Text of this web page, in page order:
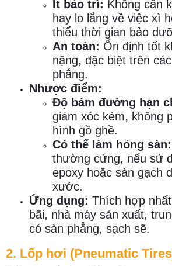
Ít bảo trì: Không cần
hay lo lắng về việc xì
thiểu thời gian bảo
An toàn: Ổn định tốt
nặng, đặc biệt trên
phẳng.
Nhược điểm:
Độ bám đường hạn
giảm xóc kém, không
hình gồ ghề.
Có thể làm hỏng sàn:
thường cứng, nếu sử
epoxy hoặc sàn gạch
xước.
Ứng dụng: Thích hợp
bãi, nhà máy sản xuất,
có sàn phẳng, sạch sẽ.
2. Lốp hơi (Pneumatic